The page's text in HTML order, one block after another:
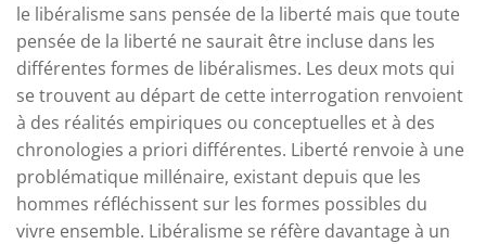
le libéralisme sans pensée de la liberté mais que toute
pensée de la liberté ne saurait être incluse dans les
différentes formes de libéralismes. Les deux mots qui
se trouvent au départ de cette interrogation renvoient
à des réalités empiriques ou conceptuelles et à des
chronologies a priori différentes. Liberté renvoie à une
problématique millénaire, existant depuis que les
hommes réfléchissent sur les formes possibles du
vivre ensemble. Libéralisme se réfère davantage à un